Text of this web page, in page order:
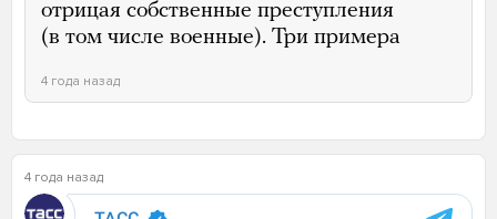
отрицая собственные преступления
(в том числе военные). Три примера
4 года назад
4 года назад